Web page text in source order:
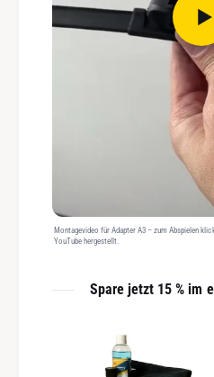
Montagevideo für Adapter A3 – zum Abspielen
YouTube hergestellt.
Spare jetzt 15 % im